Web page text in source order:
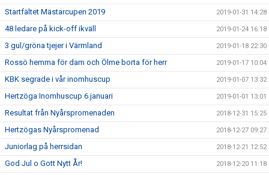
Startfältet Mästarcupen 2019 2019-01-31 14:28
48 ledare på kick-off ikväll 2019-01-24 16:18
3 gul/gröna tjejer i Värmland 2019-01-18 22:30
Rossö hemma för dam och Ölme borta för herr 2019-01-17 10:04
KBK segrade i vår inomhuscup 2019-01-07 13:32
Hertzöga Inomhuscup 6 januari 2019-01-01 13:01
Resultat från Nyårspromenaden 2018-12-31 15:25
Hertzögas Nyårspromenad 2018-12-27 09:27
Juniorlag på herrsidan 2018-12-21 12:52
God Jul o Gott Nytt År! 2018-12-20 11:18